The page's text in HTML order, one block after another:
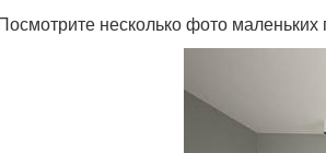
несколько фото